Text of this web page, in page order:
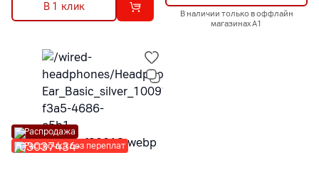
В 1 клик
В наличии только в оффлайн
магазинах А1
Рассрочка без переплат
Распродажа